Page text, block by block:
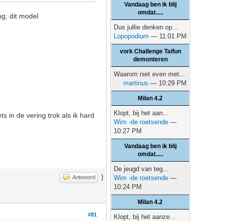
dit model
in de vering trok als ik hard
Antwoord }
#81
Vandaag ben ik blij
omdat.....
Dus jullie denken op...
Lopopodium — 11:01 PM
vork Challenge Taifun
demonteren
Waarom niet even met...
martinus — 10:29 PM
Milan 4.2
Klopt, bij het aan...
Wim -de roetsende —
10:27 PM
Vandaag ben ik blij
omdat.....
De jeugd van teg...
Wim -de roetsende —
10:24 PM
Milan 4.2
Klopt, bij het aanze...